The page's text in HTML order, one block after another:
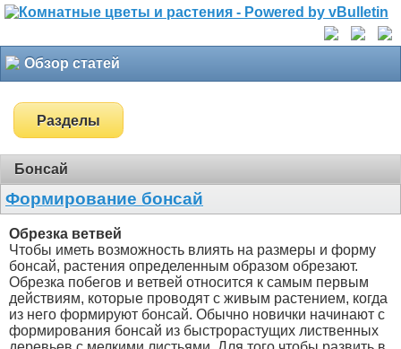
Обзор статей
Разделы
Бонсай
Формирование бонсай
Обрезка ветвей
Чтобы иметь возможность влиять на размеры и форму
бонсай, растения определенным образом обрезают.
Обрезка побегов и ветвей относится к самым первым
действиям, которые проводят с живым растением, когда
из него формируют бонсай. Обычно новички начинают с
формирования бонсай из быстрорастущих лиственных